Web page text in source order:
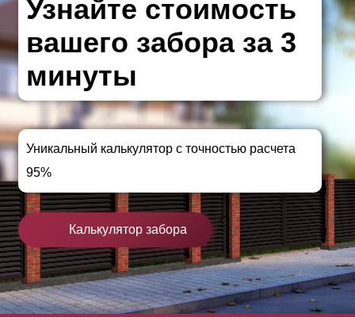
Узнайте стоимость
вашего забора за 3
минуты
Уникальный калькулятор с точностью расчета
95%
Калькулятор забора